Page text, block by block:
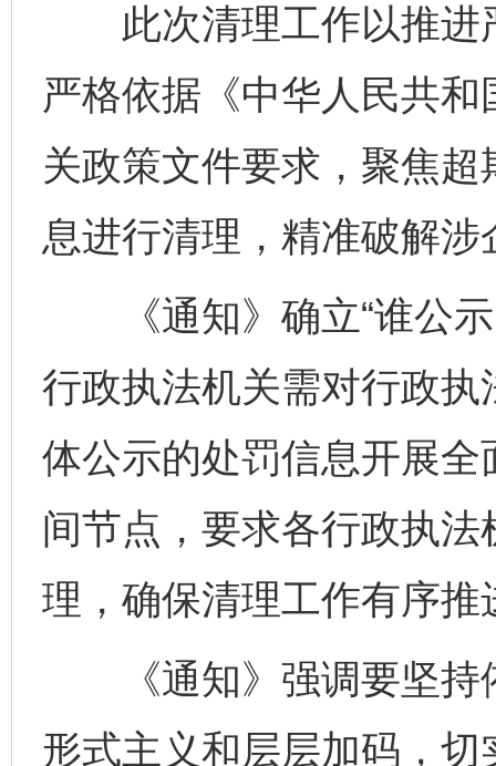
此次清理工作以推进
严格依据《中华人民共
关政策文件要求，聚焦
息进行清理，精准破解
《通知》确立“谁公示
行政执法机关需对行政
体公示的处罚信息开展
间节点，要求各行政执
理，确保清理工作有序推
《通知》强调要坚持
形式主义和层层加码，